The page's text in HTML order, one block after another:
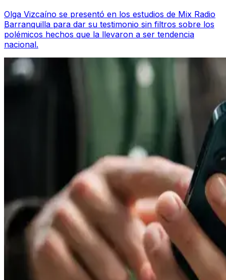
Olga Vizcaíno se presentó en los estudios de Mix Radio
Barranquilla para dar su testimonio sin filtros sobre los
polémicos hechos que la llevaron a ser tendencia
nacional.